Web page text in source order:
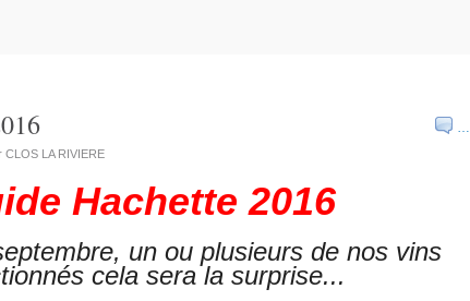
…
CLOS LA RIVIERE
Hachette 2016
un ou plusieurs de nos vins
cela sera la surprise...